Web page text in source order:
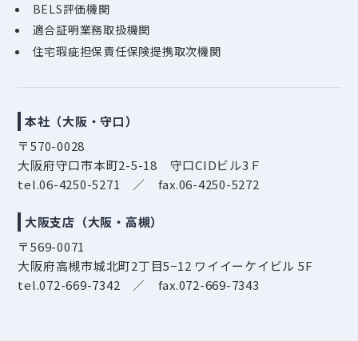
BELS評価機関
適合証明業務取扱機関
住宅瑕疵担保責任保険提携取次機関
本社 （大阪・守口）
〒570-0028
大阪府守口市本町2-5-18 守口CIDビル3Ｆ
tel.06-4250-5271 ／ fax.06-4250-5272
大阪支店（大阪・高槻）
〒569-0071
大阪府高槻市城北町2丁目5−12 ワイイーケイビル 5F
tel.072-669-7342 ／ fax.072-669-7343